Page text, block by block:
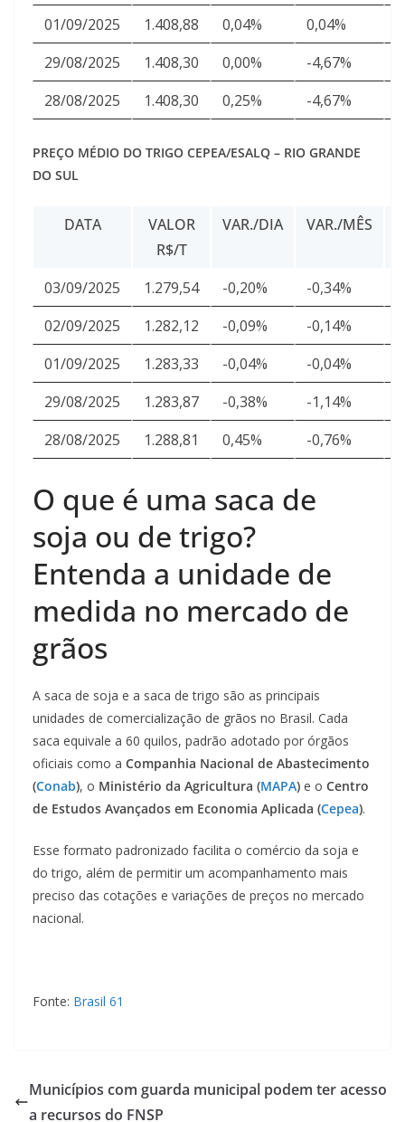
01/09/2025
1.408,88 0,04% 0,04%
29/08/2025
1.408,30 0,00% -4,67%
28/08/2025
1.408,30 0,25% -4,67%
PREÇO MÉDIO DO TRIGO CEPEA/ESALQ – RIO GRANDE
DO SUL
DATA
VALOR
R$/T
VAR./DIA VAR./MÊS
03/09/2025
1.279,54 -0,20% -0,34%
02/09/2025
1.282,12 -0,09% -0,14%
01/09/2025
1.283,33 -0,04% -0,04%
29/08/2025
1.283,87 -0,38% -1,14%
28/08/2025
1.288,81 0,45% -0,76%
O que é uma saca de
soja ou de trigo?
Entenda a unidade de
medida no mercado de
grãos
A saca de soja e a saca de trigo são as principais
unidades de comercialização de grãos no Brasil. Cada
saca equivale a 60 quilos, padrão adotado por órgãos
oficiais como a Companhia Nacional de Abastecimento
(Conab), o Ministério da Agricultura (MAPA) e o Centro
de Estudos Avançados em Economia Aplicada (Cepea).
Esse formato padronizado facilita o comércio da soja e
do trigo, além de permitir um acompanhamento mais
preciso das cotações e variações de preços no mercado
nacional.
Fonte: Brasil 61
Municípios com guarda municipal podem ter acesso
a recursos do FNSP